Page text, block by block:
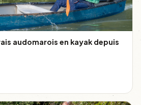
audomarois en kayak depuis